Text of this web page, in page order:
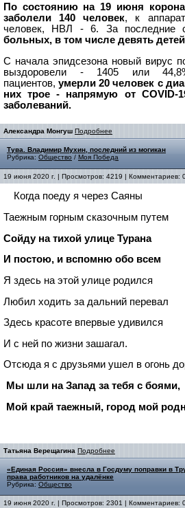
По состоянию на 19 июня
заболели 140 человек, к
человек, НВЛ - 6. За последние
больных, в том числе девять детей
С начала эпидсезона новый вирус
выздоровели - 1405 или
пациентов,умерли 20 человек с
них трое - напрямую от COVID-
заболеваний.
Александра Монгуш Подробнее
Тува. Владимир Мухин, последний из могикан
Рубрика: Общество / Моя Победа
19 июня 2020 г. | Просмотров: 4219 | Комментариев:
Когда поеду я через Саяны
Таежным горным сказочным путем
Сойду на тихой улице Турана
И постою, и вспомню обо всем
Я здесь на этой улице родился
Любил ходить за дальний перевал
Здесь красоте впервые удивился
И с ней по жизни зашагал.
Отсюда я с друзьями ушел в огонь
Мы шли на Запад за тебя с боями,
Мой край таежный, город мой
Татьяна Верещагина Подробнее
«Единая Россия» внесла в Госдуму поправки в
права работников на удалёнке
Рубрика: Общество
19 июня 2020 г. | Просмотров: 2301 | Комментариев: